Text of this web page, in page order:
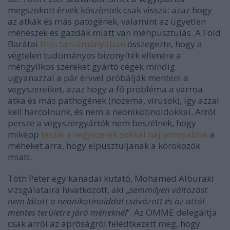
megszokott érvek köszöntek csak vissza: azaz hogy
az atkák és más patogének, valamint az ügyetlen
méhészek és gazdák miatt van méhpusztulás. A Föld
Barátai friss tanulmányában összegezte, hogy a
végtelen tudományos bizonyíték ellenére a
méhgyilkos szereket gyártó cégek mindig
ugyanazzal a pár érvvel próbálják menteni a
vegyszereiket, azaz hogy a fő probléma a varroa
atka és más pathogének (nozema, vírusok), így azzal
kell harcolnunk, és nem a neonikotinoidokkal. Arról
persze a vegyszergyártók nem beszélnek, hogy
miképp teszik a vegyszerek sokkal hajlamosabbá a
méheket arra, hogy elpusztuljanak a kórokozók
miatt.
Tóth Péter egy kanadai kutató, Mohamed Alburaki
vizsgálataira hivatkozott, aki „semmilyen változást
nem látott a neonikotinoiddal csávázott és az attól
mentes területre járó méheknél”. Az OMME delegáltja
csak arról az apróságról feledtkezett meg, hogy